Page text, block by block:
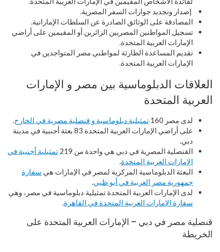
إصدار وتجديد جوازات السفر المصرية.
المصادقة على الوثائق الصادرة عن السلطات الإماراتية.
تسجيل المواطنين المصريين الزائرين أو المقيمين على أراضي
الإمارات العربية المتحدة.
تقديم المساعدة الطارئة لمواطني مصر المتواجدين في
الإمارات العربية المتحدة.
العلاقات الدبلوماسية بين مصر و الإمارات
العربية المتحدة
لدى مصر 160 تمثيلية دبلوماسية و قنصلية مصرية في الخارج.
على أراضي الإمارات العربية المتحدة 83 بعثة أجنبية في مدينة
دبي.
القنصلية المصرية في دبي هي واحدة من 219
تمثيلية أجنبية في
الإمارات العربية المتحدة.
البعثة الدبلوماسية المركزية لمصر في الإمارات هي سفارة
جمهورية مصر العربية في أبو ظبي.
لدى الإمارات العربية المتحدة تمثيلية دبلوماسية في مصر، وهي
سفارة الإمارات العربية المتحدة في القاهرة.
قنصلية مصر في دبي – الإمارات العربية المتحدة على
الخريطة